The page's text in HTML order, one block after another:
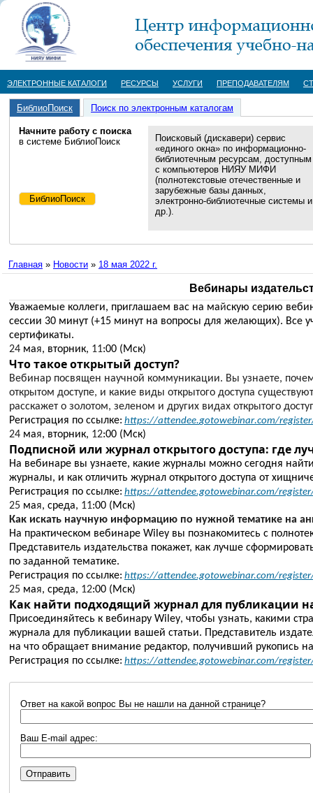
ЭЛЕКТРОННЫЕ КАТАЛОГИ РЕСУРСЫ УСЛУГИ ПРЕПОДАВАТЕЛЯМ
БиблиоПоиск Поиск по электронным каталогам
Начните работу с поиска
в системе БиблиоПоиск
Поисковый (дискавери) сервис
«единого окна» по информационно-
библиотечным ресурсам, доступным
с компьютеров НИЯУ МИФИ
(полнотекстовые отечественные и
зарубежные базы данных,
электронно-библиотечные системы и
др.).
Главная » Новости » 18 мая 2022 г.
Вебинары
Уважаемые коллеги, приглашаем вас на майскую серию
сессии 30 минут (+15 минут на вопросы для желающих). Все
сертификаты.
24 мая, вторник, 11:00 (Мск)
Что такое открытый доступ?
Вебинар посвящен научной коммуникации. Вы узнаете,
открытом доступе, и какие виды открытого доступа
расскажет о золотом, зеленом и других видах открытого
Регистрация по ссылке: https://attendee.gotowebinar.com/register
24 мая, вторник, 12:00 (Мск)
Подписной или журнал открытого доступа: где
На вебинаре вы узнаете, какие журналы можно сегодня
журналы, и как отличить журнал открытого доступа от
Регистрация по ссылке: https://attendee.gotowebinar.com/
25 мая, среда, 11:00 (Мск)
Как искать научную информацию по нужной тематике на
На практическом вебинаре Wiley вы познакомитесь с
Представитель издательства покажет, как лучше
по заданной тематике.
Регистрация по ссылке: https://attendee.gotowebinar.com/
25 мая, среда, 12:00 (Мск)
Как найти подходящий журнал для публикации
Присоединяйтесь к вебинару Wiley, чтобы узнать, какими
журнала для публикации вашей статьи. Представитель
на что обращает внимание редактор, получивший рукопись
Регистрация по ссылке: https://attendee.gotowebinar.com/
Ответ на какой вопрос Вы не нашли на данной странице?
Ваш E-mail адрес: